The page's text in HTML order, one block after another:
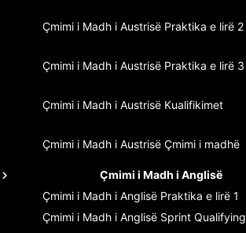
Çmimi i Madh i Austrisë Praktika e lirë 2
Çmimi i Madh i Austrisë Praktika e lirë 3
Çmimi i Madh i Austrisë Kualifikimet
Çmimi i Madh i Austrisë Çmimi i madhë
Çmimi i Madh i Anglisë
Çmimi i Madh i Anglisë Praktika e lirë 1
Çmimi i Madh i Anglisë Sprint Qualifying